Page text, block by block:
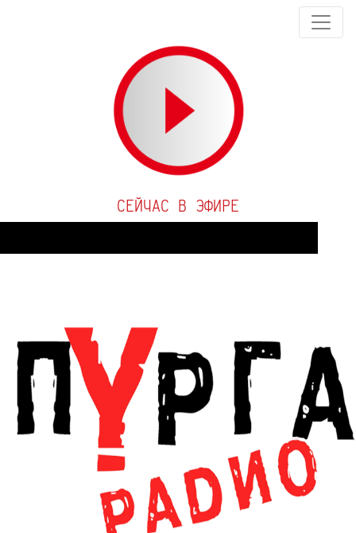
СЕЙЧАС В ЭФИРЕ
Player